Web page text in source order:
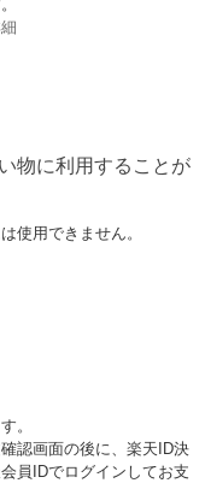
物に利用することが
使用できません。
。
認画面の後に、楽天ID決
員IDでログインしてお支